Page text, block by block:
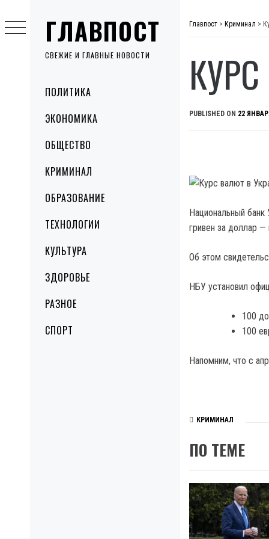
ГЛАВПОСТ
СВЕЖИЕ И ГЛАВНЫЕ НОВОСТИ
MenuПОЛИТИКА
ЭКОНОМИКА
ОБЩЕСТВО
КРИМИНАЛ
ОБРАЗОВАНИЕ
ТЕХНОЛОГИИ
КУЛЬТУРА
ЗДОРОВЬЕ
РАЗНОЕ
СПОРТ
to
content
Главпост > Криминал >
PUBLISHED ON 22
Национальный
гривен за доллар
Об этом
НБУ установил
100
100
Напомним, что с
КРИМИНАЛ
ПО ТЕМЕ